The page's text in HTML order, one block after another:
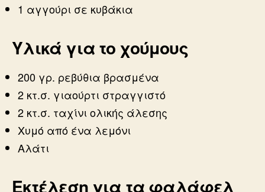
1 αγγούρι σε κυβάκια
Υλικά για το χούμους
200 γρ. ρεβύθια βρασμένα
2 κτ.σ. γιαούρτι στραγγιστό
2 κτ.σ. ταχίνι ολικής άλεσης
Χυμό από ένα λεμόνι
Αλάτι
Εκτέλεση για τα φαλάφελ